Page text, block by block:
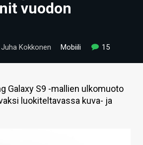
vuodon
Juha Kokkonen Mobiili 15
Galaxy S9 -mallien ulkomuoto
luokiteltavassa kuva- ja